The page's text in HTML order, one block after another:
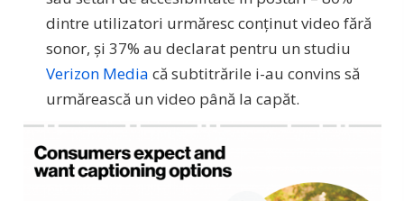
dintre utilizatori urmăresc conținut video fără
sonor, și 37% au declarat pentru un studiu
Verizon Media că subtitrările i-au convins să
urmărească un video până la capăt.